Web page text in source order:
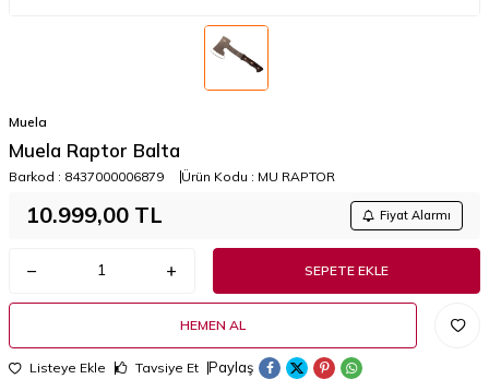
Muela
Muela Raptor Balta
Barkod : 8437000006879 Ürün Kodu : MU RAPTOR
10.999,00 TL Fiyat Alarmı
SEPETE EKLE
HEMEN AL
Listeye Ekle Tavsiye Et Paylaş